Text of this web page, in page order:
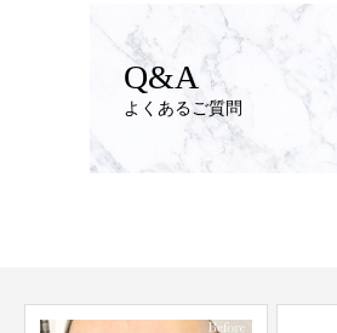
Q&A
よくあるご質問